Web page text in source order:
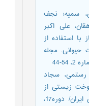
سمیه؛ نجف
علی اکبر
با استفاده از
حیوانی. مجله
رستمی، سجاد
زیستی از
بقایای غلات در کشور، نشریه انرژی ایران/ دوره17،